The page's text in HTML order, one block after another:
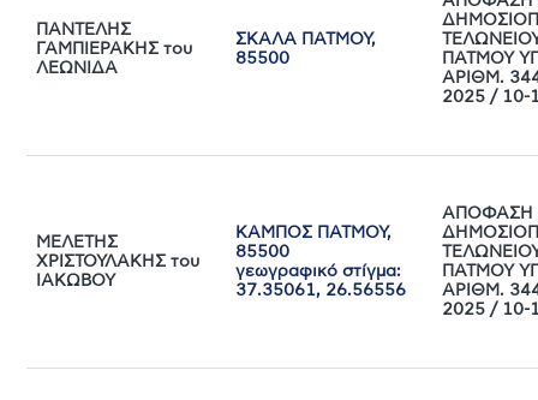
ΠΑΝΤΕΛΗΣ
ΓΑΜΠΙΕΡΑΚΗΣ του
ΛΕΩΝΙΔΑ
ΣΚΑΛΑ ΠΑΤΜΟΥ,
85500
ΠΑΤΜΟΥ
ΑΡΙΘΜ.
2025 / 10-
ΜΕΛΕΤΗΣ
ΧΡΙΣΤΟΥΛΑΚΗΣ του
ΙΑΚΩΒΟΥ
ΚΑΜΠΟΣ ΠΑΤΜΟΥ,
85500
γεωγραφικό στίγμα:
37.35061, 26.56556
ΑΠΟΦΑΣΗ
ΠΑΤΜΟΥ
ΑΡΙΘΜ.
2025 / 10-